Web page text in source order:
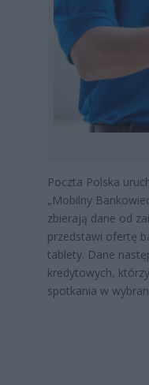
Poczta Polska
„Mobilny
zbierają dane od
przedstawi ofertę
tablety. Dane
kredytowych,
spotkania w